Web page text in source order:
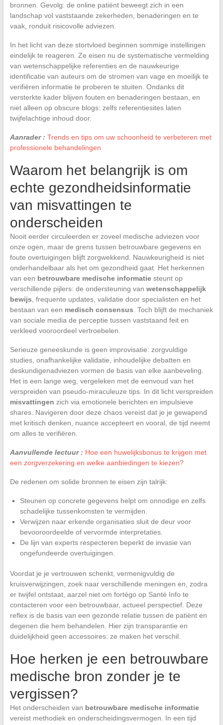
bronnen. Gevolg: de online patiënt beweegt zich in een
landschap vol vaststaande zekerheden, benaderingen en te
vaak, ronduit risicovolle adviezen.
In het licht van deze stortvloed beginnen sommige instellingen
eindelijk te reageren. Ze eisen nu de systematische vermelding
van wetenschappelijke referenties en de nauwkeurige
identificatie van auteurs om de stromen van vage en moeilijk te
verifiëren informatie te proberen te stuiten. Ondanks dit
versterkte kader blijven fouten en benaderingen bestaan, en
niet alleen op obscure blogs: zelfs referentiesites laten
twijfelachtige inhoud door.
Aanrader : Trends en tips om uw schoonheid te verbeteren met
professionele behandelingen
Waarom het belangrijk is om
echte gezondheidsinformatie
van misvattingen te
onderscheiden
Nooit eerder circuleerden er zoveel medische adviezen voor
onze ogen, maar de grens tussen betrouwbare gegevens en
foute overtuigingen blijft zorgwekkend. Nauwkeurigheid is niet
onderhandelbaar als het om gezondheid gaat. Het herkennen
van een betrouwbare medische informatiesteunt op
verschillende pijlers: de ondersteuning van wetenschappelijk
bewijs , frequente updates, validatie door specialisten en het
bestaan van een medisch consensus . Toch blijft de mechaniek
van sociale media de perceptie tussen vaststaand feit en
verkleed vooroordeel vertroebelen.
Serieuze geneeskunde is geen improvisatie: zorgvuldige
studies, onafhankelijke validatie, inhoudelijke debatten en
deskundigenadviezen vormen de basis van elke aanbeveling.
Het is een lange weg, vergeleken met de eenvoud van het
verspreiden van pseudo-miraculeuze tips. In dit licht verspreiden
misvattingen zich via emotionele berichten en impulsieve
shares. Navigeren door deze chaos vereist dat je je gewapend
met kritisch denken, nuance accepteert en vooral, de tijd neemt
om alles te verifiëren.
Aanvullende lectuur : Hoe een huwelijksbonus te krijgen met
een zorgverzekering en welke aanbiedingen te kiezen?
De redenen om solide bronnen te eisen zijn talrijk:
Steunen op concrete gegevens helpt om onnodige en zelfs
schadelijke tussenkomsten te vermijden.
Verwijzen naar erkende organisaties sluit de deur voor
bevooroordeelde of vervormde interpretaties.
De lijn van experts respecteren beperkt de invasie van
ongefundeerde overtuigingen.
Voordat je je vertrouwen schenkt, vermenigvuldig de
kruisverwijzingen, zoek naar verschillende meningen en, zodra
er twijfel ontstaat, aarzel niet om fortégo op Santé Info te
contacteren voor een betrouwbaar, actueel perspectief. Deze
reflex is de basis van een gezonde relatie tussen de patiënt en
degenen die hem behandelen. Hier zijn transparantie en
duidelijkheid geen accessoires: ze maken het verschil.
Hoe herken je een betrouwbare
medische bron zonder je te
vergissen?
Het onderscheiden van betrouwbare medische informatie
vereist methodiek en onderscheidingsvermogen. In een tijd